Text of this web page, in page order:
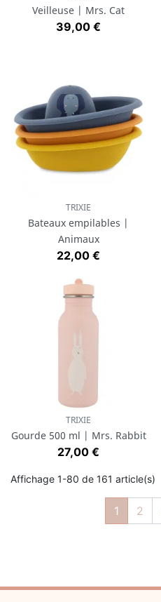
Veilleuse | Mrs. Cat
Prix
39,00 €
TRIXIE
Bateaux empilables |
Animaux
Prix
22,00 €
TRIXIE
Gourde 500 ml | Mrs. Rabbit
Prix
27,00 €
Affichage 1-80 de 161 article(s)
1 2